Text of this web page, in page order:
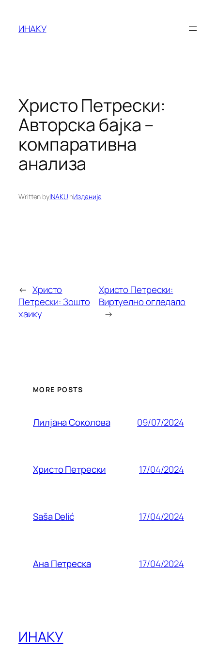
содржината
ИНАКУ
Христо Петрески:
Авторска бајка –
компаративна
анализа
Written byINAKUinИзданија
← Христо
Петрески: Зошто
хаику
Христо Петрески:
Виртуелно огледало
→
MORE POSTS
Лилjана Соколова 09/07/2024
Христо Петрески 17/04/2024
Saša Delić 17/04/2024
Ана Петреска 17/04/2024
ИНАКУ